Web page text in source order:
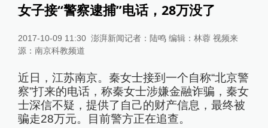
女子接“警察逮捕”电话，28万没了
2017-10-09 11:30 澎湃新闻记者：陆鸣 编辑：林蓉 视频来
源：南京科教频道
近日，江苏南京。秦女士接到一个自称“北京警
察”打来的电话，称秦女士涉嫌金融诈骗，秦女
士深信不疑，提供了自己的财产信息，最终被
骗走28万元。目前警方正在追查。